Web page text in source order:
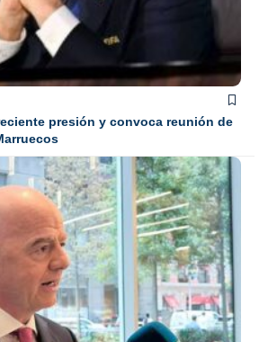
presión y convoca reunión de